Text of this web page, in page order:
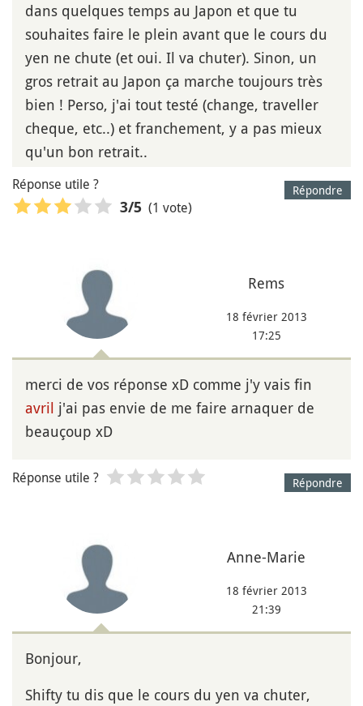
dans quelques temps au Japon et que tu
souhaites faire le plein avant que le cours du
yen ne chute (et oui. Il va chuter). Sinon, un
gros retrait au Japon ça marche toujours très
bien ! Perso, j'ai tout testé (change, traveller
cheque, etc..) et franchement, y a pas mieux
qu'un bon retrait..
Répondre
Réponse utile ?
3/5 (1 vote)
Rems
18 février 2013
17:25
merci de vos réponse xD comme j'y vais fin
avril j'ai pas envie de me faire arnaquer de
beauçoup xD
Répondre
Réponse utile ?
Anne-Marie
18 février 2013
21:39
Bonjour,
Shifty tu dis que le cours du yen va chuter,